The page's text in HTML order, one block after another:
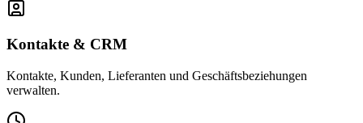
Kontakte & CRM
Kontakte, Kunden, Lieferanten und Geschäftsbeziehungen
verwalten.